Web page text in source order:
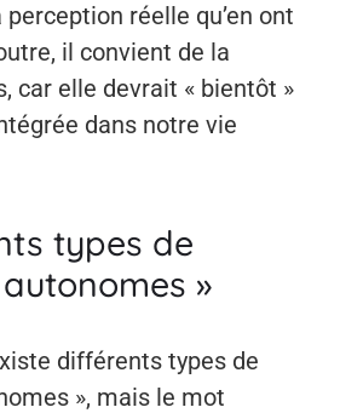
réelle qu’en ont
il convient de la
car elle devrait « bientôt »
dans notre vie
types de
»
différents types de
», mais le mot